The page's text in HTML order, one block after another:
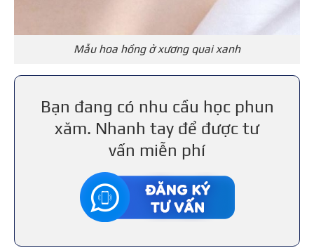
Mẫu hoa hồng ở xương quai xanh
Bạn đang có nhu cầu học phun
xăm. Nhanh tay để được tư
vấn miễn phí